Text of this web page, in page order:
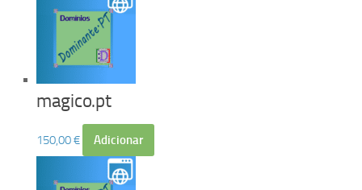
magico.pt
150,00€ Adicionar